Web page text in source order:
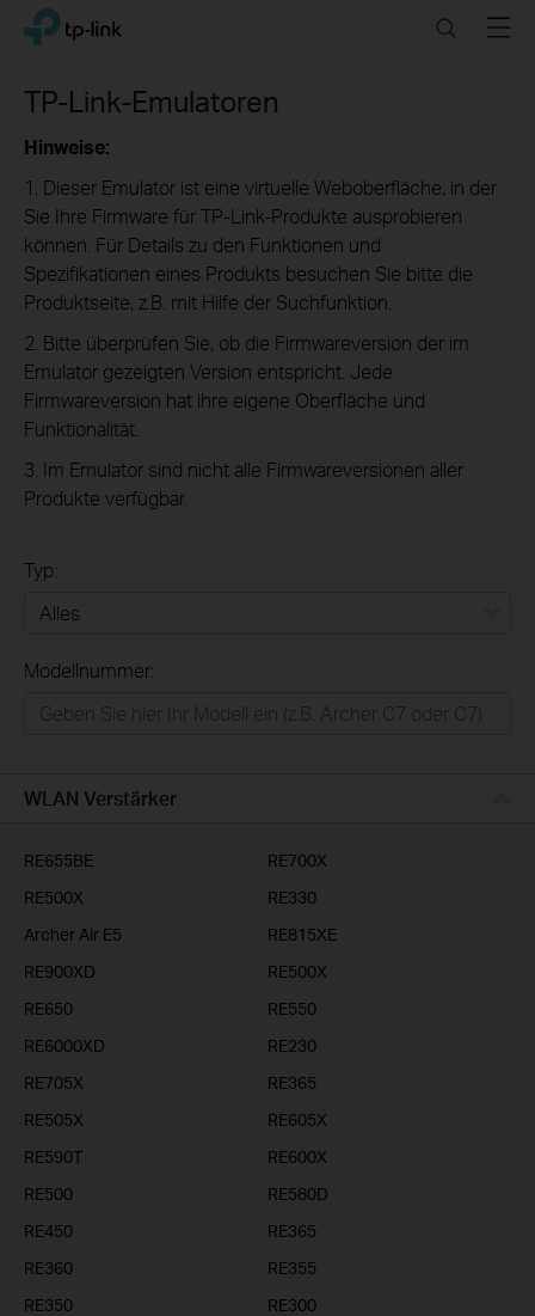
Click
the
navigation
TP-Link, Reliably Smart SearchMenu
TP-Link-Emulatoren
Hinweise:
1. Dieser Emulator ist eine virtuelle Weboberfläche, in der
Sie Ihre Firmware für TP-Link-Produkte ausprobieren
können. Für Details zu den Funktionen und
Spezifikationen eines Produkts besuchen Sie bitte die
Produktseite, z.B. mit Hilfe der Suchfunktion.
2. Bitte überprüfen Sie, ob die Firmwareversion der im
Emulator gezeigten Version entspricht. Jede
Firmwareversion hat ihre eigene Oberfläche und
Funktionalität.
3. Im Emulator sind nicht alle Firmwareversionen aller
Produkte verfügbar.
Typ:
Businessanwender
Modellnummer:
WLAN Verstärker
RE655BE
RE700X
RE500X
RE330
Archer Air E5
RE815XE
RE900XD
RE500X
RE650
RE550
RE6000XD
RE230
RE705X
RE365
RE505X
RE605X
RE590T
RE600X
RE500
RE580D
RE450
RE365
RE360
RE355
RE350
RE300